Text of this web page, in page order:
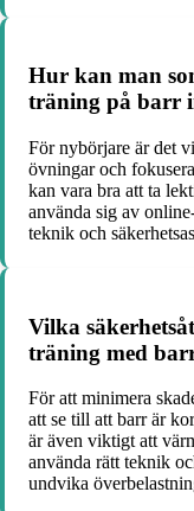
Hur kan man
träning på barr
För nybörjare är det
övningar och
kan vara bra att ta
använda sig av
teknik och
Vilka
träning med
För att minimera
att se till att barr är
är även viktigt att
använda rätt teknik
undvika